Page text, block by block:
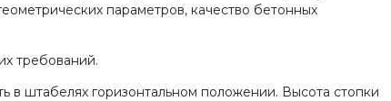
параметров, качество бетонных
требований.
в штабелях горизонтальном положении. Высота стопки